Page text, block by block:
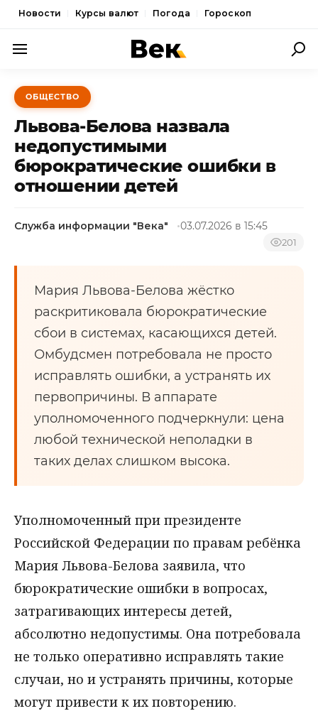
Новости Курсы валют Погода Гороскоп
ПОЛИТИКА
ЭКОНОМИКА
ОБЩЕСТВО
СПОРТ
КУЛЬТУРА
НОВОСТИ
ОБЩЕСТВО
Львова-Белова назвала
недопустимыми
бюрократические ошибки в
отношении детей
Служба информации "Века" 03.07.2026 в 15:45
201
Мария Львова-Белова жёстко
раскритиковала бюрократические
сбои в системах, касающихся детей.
Омбудсмен потребовала не просто
исправлять ошибки, а устранять их
первопричины. В аппарате
уполномоченного подчеркнули: цена
любой технической неполадки в
таких делах слишком высока.
Уполномоченный при президенте
Российской Федерации по правам ребёнка
Мария Львова-Белова заявила, что
бюрократические ошибки в вопросах,
затрагивающих интересы детей,
абсолютно недопустимы. Она потребовала
не только оперативно исправлять такие
случаи, но и устранять причины, которые
могут привести к их повторению.